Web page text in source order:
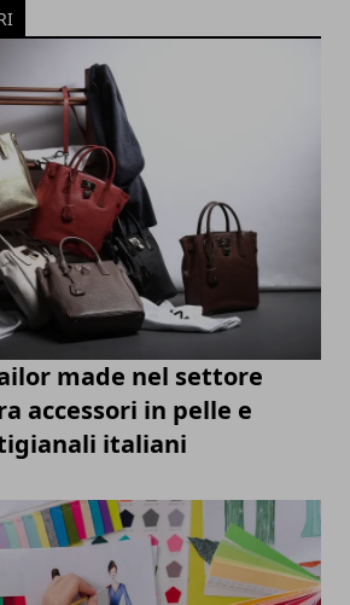
made nel settore
accessori in pelle e
italiani